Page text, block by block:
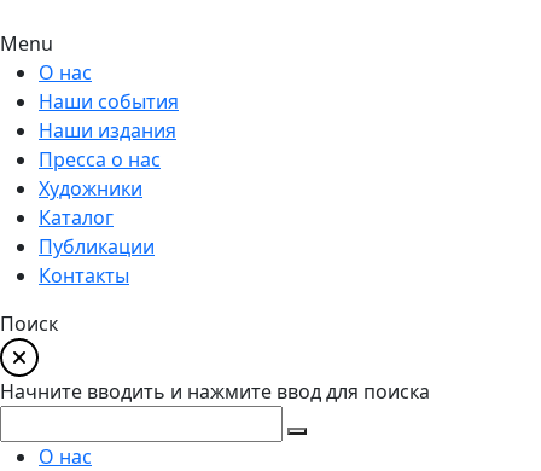
Menu
О нас
Наши события
Наши издания
Пресса о нас
Художники
Каталог
Публикации
Контакты
Поиск
Начните вводить и нажмите ввод для поиска
О нас